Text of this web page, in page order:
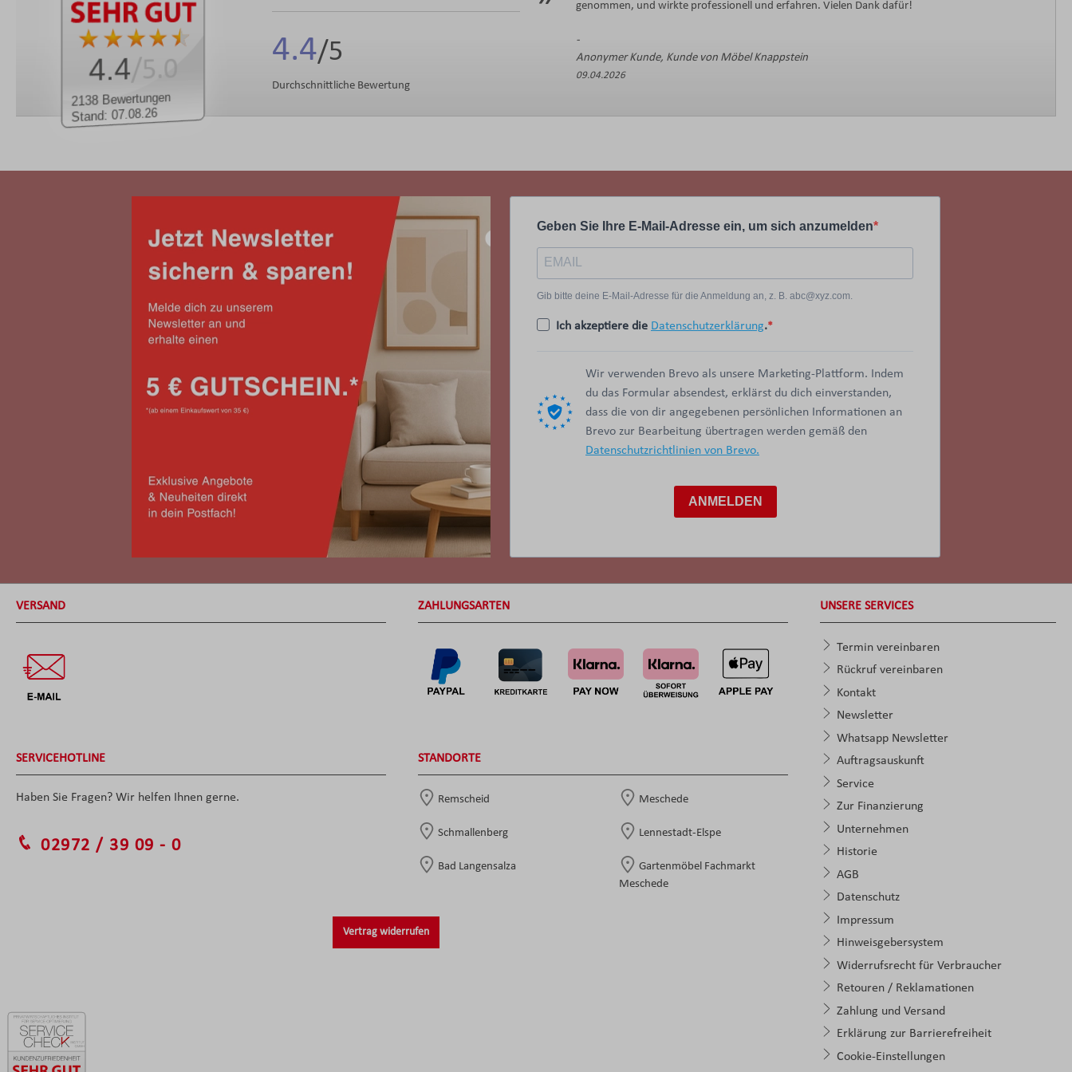
2138 Bewertungen
Stand: 07.08.26
4.4/5.0
4.4
Durchschnittliche Bewertung
genommen, und wirkte professionell und erfahren. Vielen Dank dafür!
Anonymer Kunde, Kunde von Möbel Knappstein
09.04.2026
Geben Sie Ihre E-Mail-Adresse ein, um sich anzumelden
Gib bitte deine E-Mail-Adresse für die Anmeldung an, z. B. abc@xyz.com.
Ich akzeptiere die Datenschutzerklärung.
Wir verwenden Brevo als unsere Marketing-Plattform. Indem
du das Formular absendest, erklärst du dich einverstanden,
dass die von dir angegebenen persönlichen Informationen an
Brevo zur Bearbeitung übertragen werden gemäß den
Datenschutzrichtlinien von Brevo.
ANMELDEN
VERSAND ZAHLUNGSARTEN
SERVICEHOTLINE
Haben Sie Fragen? Wir helfen Ihnen gerne.
02972 / 39 09 - 0
Vertrag widerrufen
STANDORTE
Remscheid Meschede
Schmallenberg Lennestadt-Elspe
Bad Langensalza
Gartenmöbel Fachmarkt
Meschede
UNSERE SERVICES
Termin vereinbaren
Rückruf vereinbaren
Kontakt
Newsletter
Whatsapp Newsletter
Auftragsauskunft
Service
Zur Finanzierung
Unternehmen
Historie
AGB
Datenschutz
Impressum
Hinweisgebersystem
Widerrufsrecht für Verbraucher
Retouren / Reklamationen
Zahlung und Versand
Erklärung zur Barrierefreiheit
Cookie-Einstellungen